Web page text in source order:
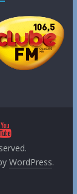
WordPress.